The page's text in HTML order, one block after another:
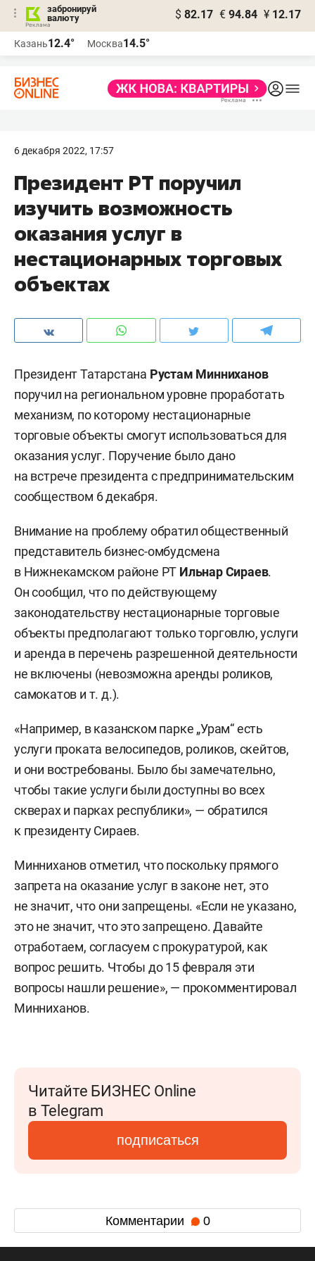
забронируй
валюту
$ 82.17 € 94.84 ¥ 12.17
Казань12.4° Москва14.5°
6 декабря 2022, 17:57
​Президент РТ поручил
изучить возможность
оказания услуг в
нестационарных торговых
объектах
Президент Татарстана Рустам Минниханов
поручил на региональном уровне проработать
механизм, по которому нестационарные
торговые объекты смогут использоваться для
оказания услуг. Поручение было дано
на встрече президента с предпринимательским
сообществом 6 декабря.
Внимание на проблему обратил общественный
представитель бизнес-омбудсмена
в Нижнекамском районе РТ Ильнар Сираев.
Он сообщил, что по действующему
законодательству нестационарные торговые
объекты предполагают только торговлю, услуги
и аренда в перечень разрешенной деятельности
не включены (невозможна аренды роликов,
самокатов и т. д.).
«Например, в казанском парке „Урам“ есть
услуги проката велосипедов, роликов, скейтов,
и они востребованы. Было бы замечательно,
чтобы такие услуги были доступны во всех
скверах и парках республики», — обратился
к президенту Сираев.
Минниханов отметил, что поскольку прямого
запрета на оказание услуг в законе нет, это
не значит, что они запрещены. «Если не указано,
это не значит, что это запрещено. Давайте
отработаем, согласуем с прокуратурой, как
вопрос решить. Чтобы до 15 февраля эти
вопросы нашли решение», — прокомментировал
Минниханов.
Читайте БИЗНЕС Online
в Telegram
подписаться
Комментарии 0